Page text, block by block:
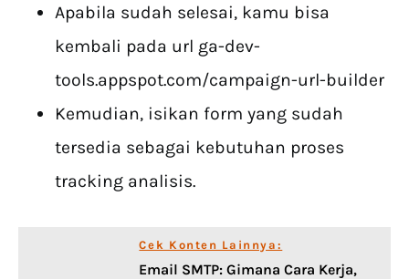
Apabila sudah selesai, kamu bisa
kembali pada url ga-dev-
tools.appspot.com/campaign-url-builder
Kemudian, isikan form yang sudah
tersedia sebagai kebutuhan proses
tracking analisis.
Cek Konten Lainnya:
Email SMTP: Gimana Cara Kerja,